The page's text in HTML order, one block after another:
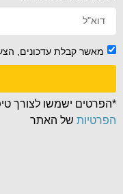
מאשר קבלת עדכונים,
*הפרטים ישמשו לצורך
הפרטיות של האתר